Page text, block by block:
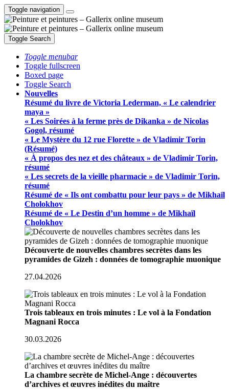
Toggle navigation
Toggle Search
Toggle menubar
Toggle fullscreen
Boxed page
Toggle Search
Nouvelles
Résumé du livre de Victoria Lederman, « Le calendrier
maya »
« Les Soirées à la ferme près de Dikanka » de Nicolas
Gogol, résumé
« Le Mystère du 12 rue Florette » de Vladimir Torin
(Résumé)
« À propos des nez et des châteaux » de Vladimir Torin,
résumé
« Les secrets de la vieille pharmacie » de Vladimir Torin,
résumé
Résumé de « Ils ont combattu pour leur pays » de Mikhaïl
Cholokhov
Résumé de « Le Destin d’un homme » de Mikhaïl
Cholokhov
Découverte de nouvelles chambres secrètes dans les
pyramides de Gizeh : données de tomographie muonique
27.04.2026
Trois tableaux en trois minutes : Le vol à la Fondation
Magnani Rocca
30.03.2026
La chambre secrète de Michel-Ange : découvertes
d’archives et œuvres inédites du maître